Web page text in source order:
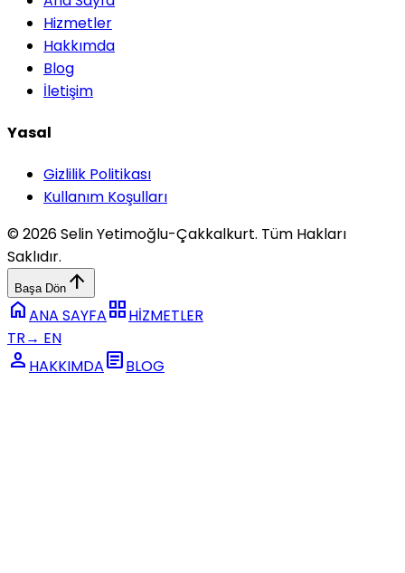
Hizmetler
Hakkımda
Blog
İletişim
Yasal
Gizlilik Politikası
Kullanım Koşulları
© 2026 Selin Yetimoğlu-Çakkalkurt. Tüm Hakları
Saklıdır.
Başa Dön arrow_upward
homeANA SAYFAgrid_viewHİZMETLER
TR→ EN
person HAKKIMDAarticleBLOG